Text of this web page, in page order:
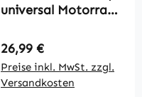
universal Motorrad
belastbar,
Motorradständer
Stahl Grau
Regulärer Preis:
26,99 €
Preise inkl. MwSt. zzgl.
Versandkosten